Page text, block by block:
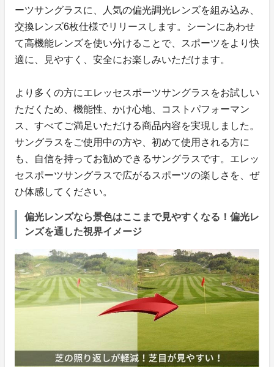
ーツサングラスに、人気の偏光調光レンズを組み込み、
交換レンズ6枚仕様でリリースします。シーンにあわせ
て高機能レンズを使い分けることで、スポーツをより快
適に、見やすく、安全にお楽しみいただけます。
より多くの方にエレッセスポーツサングラスをお試しい
ただくため、機能性、かけ心地、コストパフォーマン
ス、すべてご満足いただける商品内容を実現しました。
サングラスをご使用中の方や、初めて使用される方に
も、自信を持ってお勧めできるサングラスです。エレッ
セスポーツサングラスで広がるスポーツの楽しさを、ぜ
ひ体感してください。
偏光レンズなら景色はここまで見やすくなる！偏光レ
ンズを通した視界イメージ